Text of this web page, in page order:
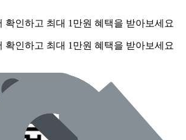
확인하고 최대 1만원 혜택을 받아보세요
확인하고 최대 1만원 혜택을 받아보세요